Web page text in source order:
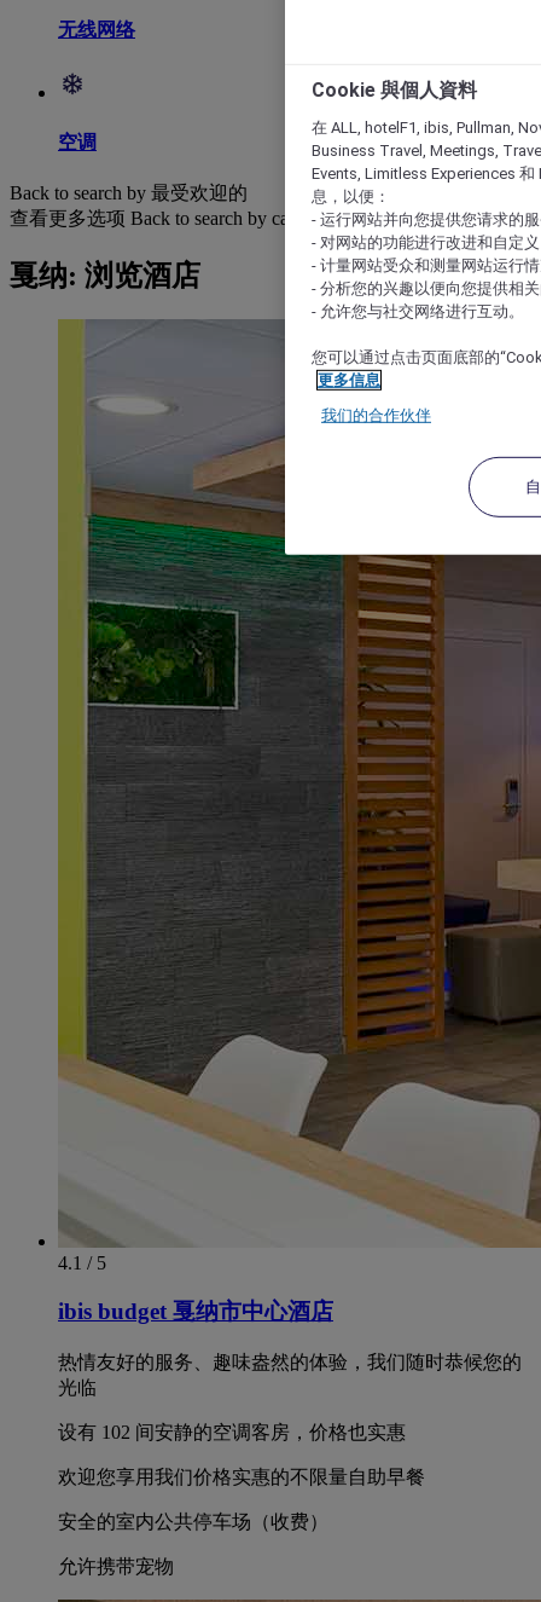
无线网络
空调
Back to search by 最受欢迎的
查看更多选项 Back to search by categories
戛纳: 浏览酒店
4.1 / 5
ibis budget 戛纳市中心酒店
热情友好的服务、趣味盎然的体验，我们随时恭候您的
光临
设有 102 间安静的空调客房，价格也实惠
欢迎您享用我们价格实惠的不限量自助早餐
安全的室内公共停车场（收费）
允许携带宠物
Cookie 與個人資料
在 ALL, hotelF1, ibis, Pullman,
Business Travel, Meetings,
Events, Limitless Experiences 和
息，以便：
- 运行网站并向您提供您请求的
- 对网站的功能进行改进和自定义
- 计量网站受众和测量网站运行
- 分析您的兴趣以便向您提供相
- 允许您与社交网络进行互动。
您可以通过点击页面底部的
更多信息
我们的合作伙伴